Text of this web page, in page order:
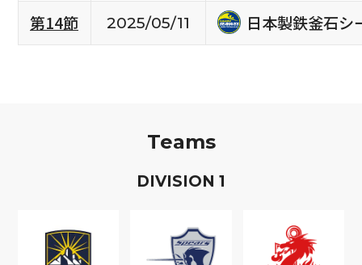
第14節
2025/05/11 日本製鉄釜石シ
Teams
DIVISION 1